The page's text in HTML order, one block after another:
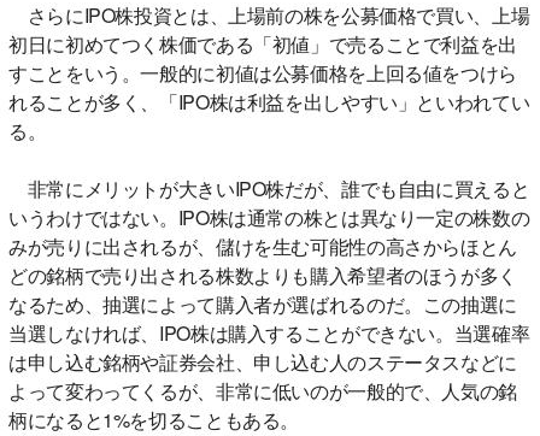
さらにIPO株投資とは、上場前の株を公募価格で買い、上場
初日に初めてつく株価である「初値」で売ることで利益を出
すことをいう。一般的に初値は公募価格を上回る値をつけら
れることが多く、「IPO株は利益を出しやすい」といわれてい
る。
非常にメリットが大きいIPO株だが、誰でも自由に買えると
いうわけではない。IPO株は通常の株とは異なり一定の株数の
みが売りに出されるが、儲けを生む可能性の高さからほとん
どの銘柄で売り出される株数よりも購入希望者のほうが多く
なるため、抽選によって購入者が選ばれるのだ。この抽選に
当選しなければ、IPO株は購入することができない。当選確率
は申し込む銘柄や証券会社、申し込む人のステータスなどに
よって変わってくるが、非常に低いのが一般的で、人気の銘
柄になると1%を切ることもある。